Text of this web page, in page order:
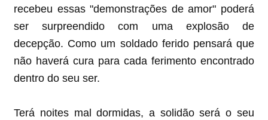
recebeu essas "demonstrações de amor" poderá
ser surpreendido com uma explosão de
decepção. Como um soldado ferido pensará que
não haverá cura para cada ferimento encontrado
dentro do seu ser.
Terá noites mal dormidas, a solidão será o seu